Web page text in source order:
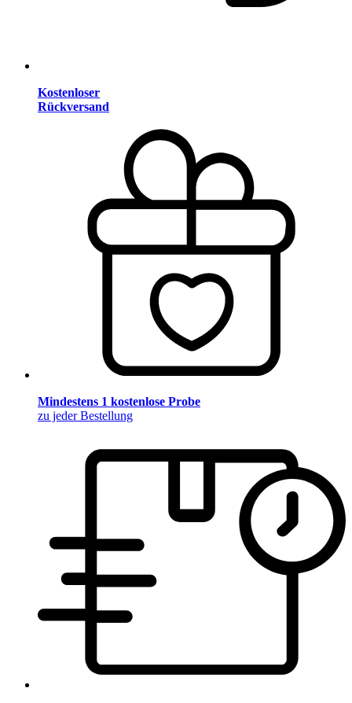
Kostenloser
Rückversand
Mindestens 1 kostenlose Probe
zu jeder Bestellung